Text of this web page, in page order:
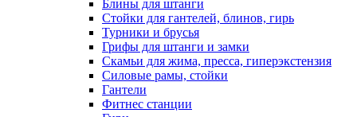
Блины для штанги
Стойки для гантелей, блинов, гирь
Турники и брусья
Грифы для штанги и замки
Скамьи для жима, пресса, гиперэкстензия
Силовые рамы, стойки
Гантели
Фитнес станции